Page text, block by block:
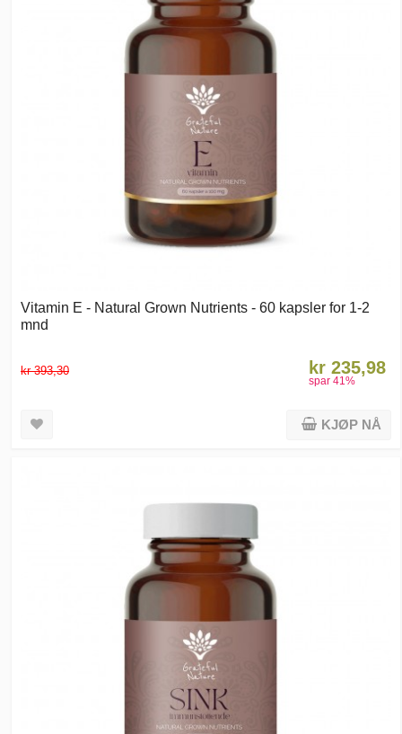
Vitamin E - Natural Grown Nutrients - 60 kapsler for 1-2
mnd
kr 393,30 kr 235,98
spar 41 %
KJØP NÅ